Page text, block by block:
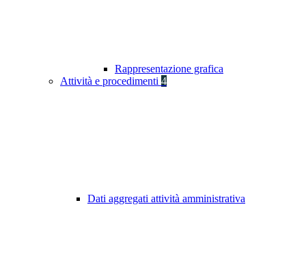
Rappresentazione grafica
Attività e procedimenti 4
Dati aggregati attività amministrativa